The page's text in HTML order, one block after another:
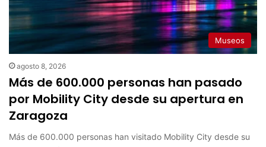
Museos
agosto 8, 2026
Más de 600.000 personas han pasado
por Mobility City desde su apertura en
Zaragoza
Más de 600.000 personas han visitado Mobility City desde su